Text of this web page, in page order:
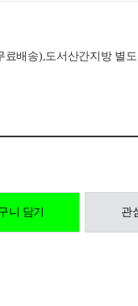
료배송),도서산간지방 별
니 담기 관